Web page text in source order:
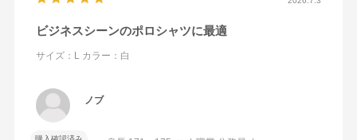
ビジネスシーンのポロシャツに最適
サイズ：L カラー：白
ノブ